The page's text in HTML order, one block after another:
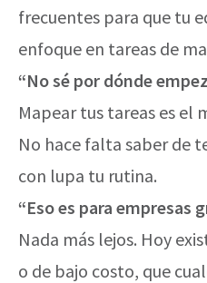
frecuentes para que tu
enfoque en tareas de
“No sé por dónde
Mapear tus tareas es el
No hace falta saber de
con lupa tu rutina.
“Eso es para empresas
Nada más lejos. Hoy
o de bajo costo, que